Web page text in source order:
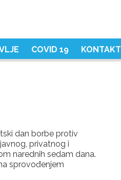
COVID 19 KONTAKT
dan borbe protiv
privatnog i
narednih sedam dana.
sprovođenjem